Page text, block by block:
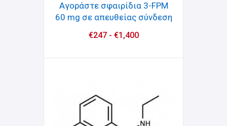
Αγοράστε σφαιρίδια 3-FPM
60 mg σε απευθείας σύνδεση
€247- €1,400